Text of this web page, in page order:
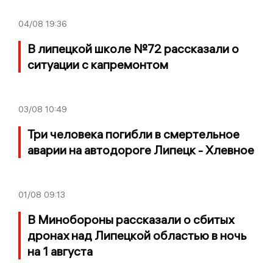
04/08 19:36
В липецкой школе №72 рассказали о
ситуации с капремонтом
03/08 10:49
Три человека погибли в смертельное
аварии на автодороге Липецк - Хлевное
01/08 09:13
В Минобороны рассказали о сбитых
дронах над Липецкой областью в ночь
на 1 августа